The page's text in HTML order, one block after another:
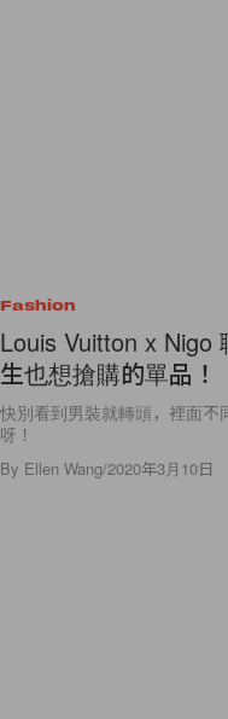
Fashion
Louis Vuitton x Nigo
生也想搶購的單品！
快別看到男裝就轉頭，裡面
呀！
By Ellen Wang/2020年3月10日